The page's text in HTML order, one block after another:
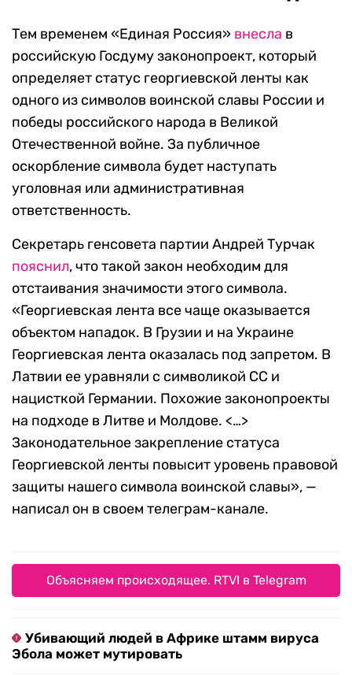
Тем временем «Единая Россия» внесла в
российскую Госдуму законопроект, который
определяет статус георгиевской ленты как
одного из символов воинской славы России и
победы российского народа в Великой
Отечественной войне. За публичное
оскорбление символа будет наступать
уголовная или административная
ответственность.
Секретарь генсовета партии Андрей Турчак
пояснил, что такой закон необходим для
отстаивания значимости этого символа.
«Георгиевская лента все чаще оказывается
объектом нападок. В Грузии и на Украине
Георгиевская лента оказалась под запретом. В
Латвии ее уравняли с символикой СС и
нацисткой Германии. Похожие законопроекты
на подходе в Литве и Молдове. <…>
Законодательное закрепление статуса
Георгиевской ленты повысит уровень правовой
защиты нашего символа воинской славы», —
написал он в своем телеграм-канале.
Объясняем происходящее. RTVI в Telegram
Убивающий людей в Африке штамм вируса
Эбола может мутировать